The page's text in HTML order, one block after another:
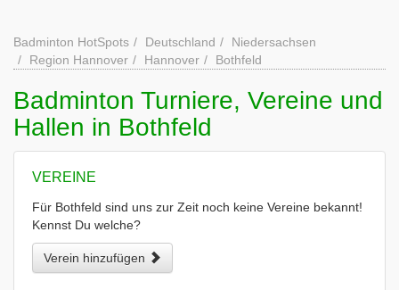
Badminton HotSpots Deutschland
Niedersachsen
Region Hannover
Hannover Bothfeld
Badminton Turniere, Vereine und
Hallen in Bothfeld
VEREINE
Für Bothfeld sind uns zur Zeit noch keine Vereine bekannt!
Kennst Du welche?
Verein hinzufügen